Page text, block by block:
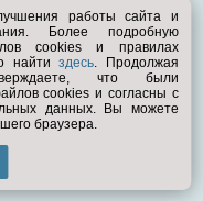
работы сайта и
Более подробную
cookies и правилах
найтиздесь. Продолжая
что были
cookies и согласны с
данных. Вы можете
браузера.